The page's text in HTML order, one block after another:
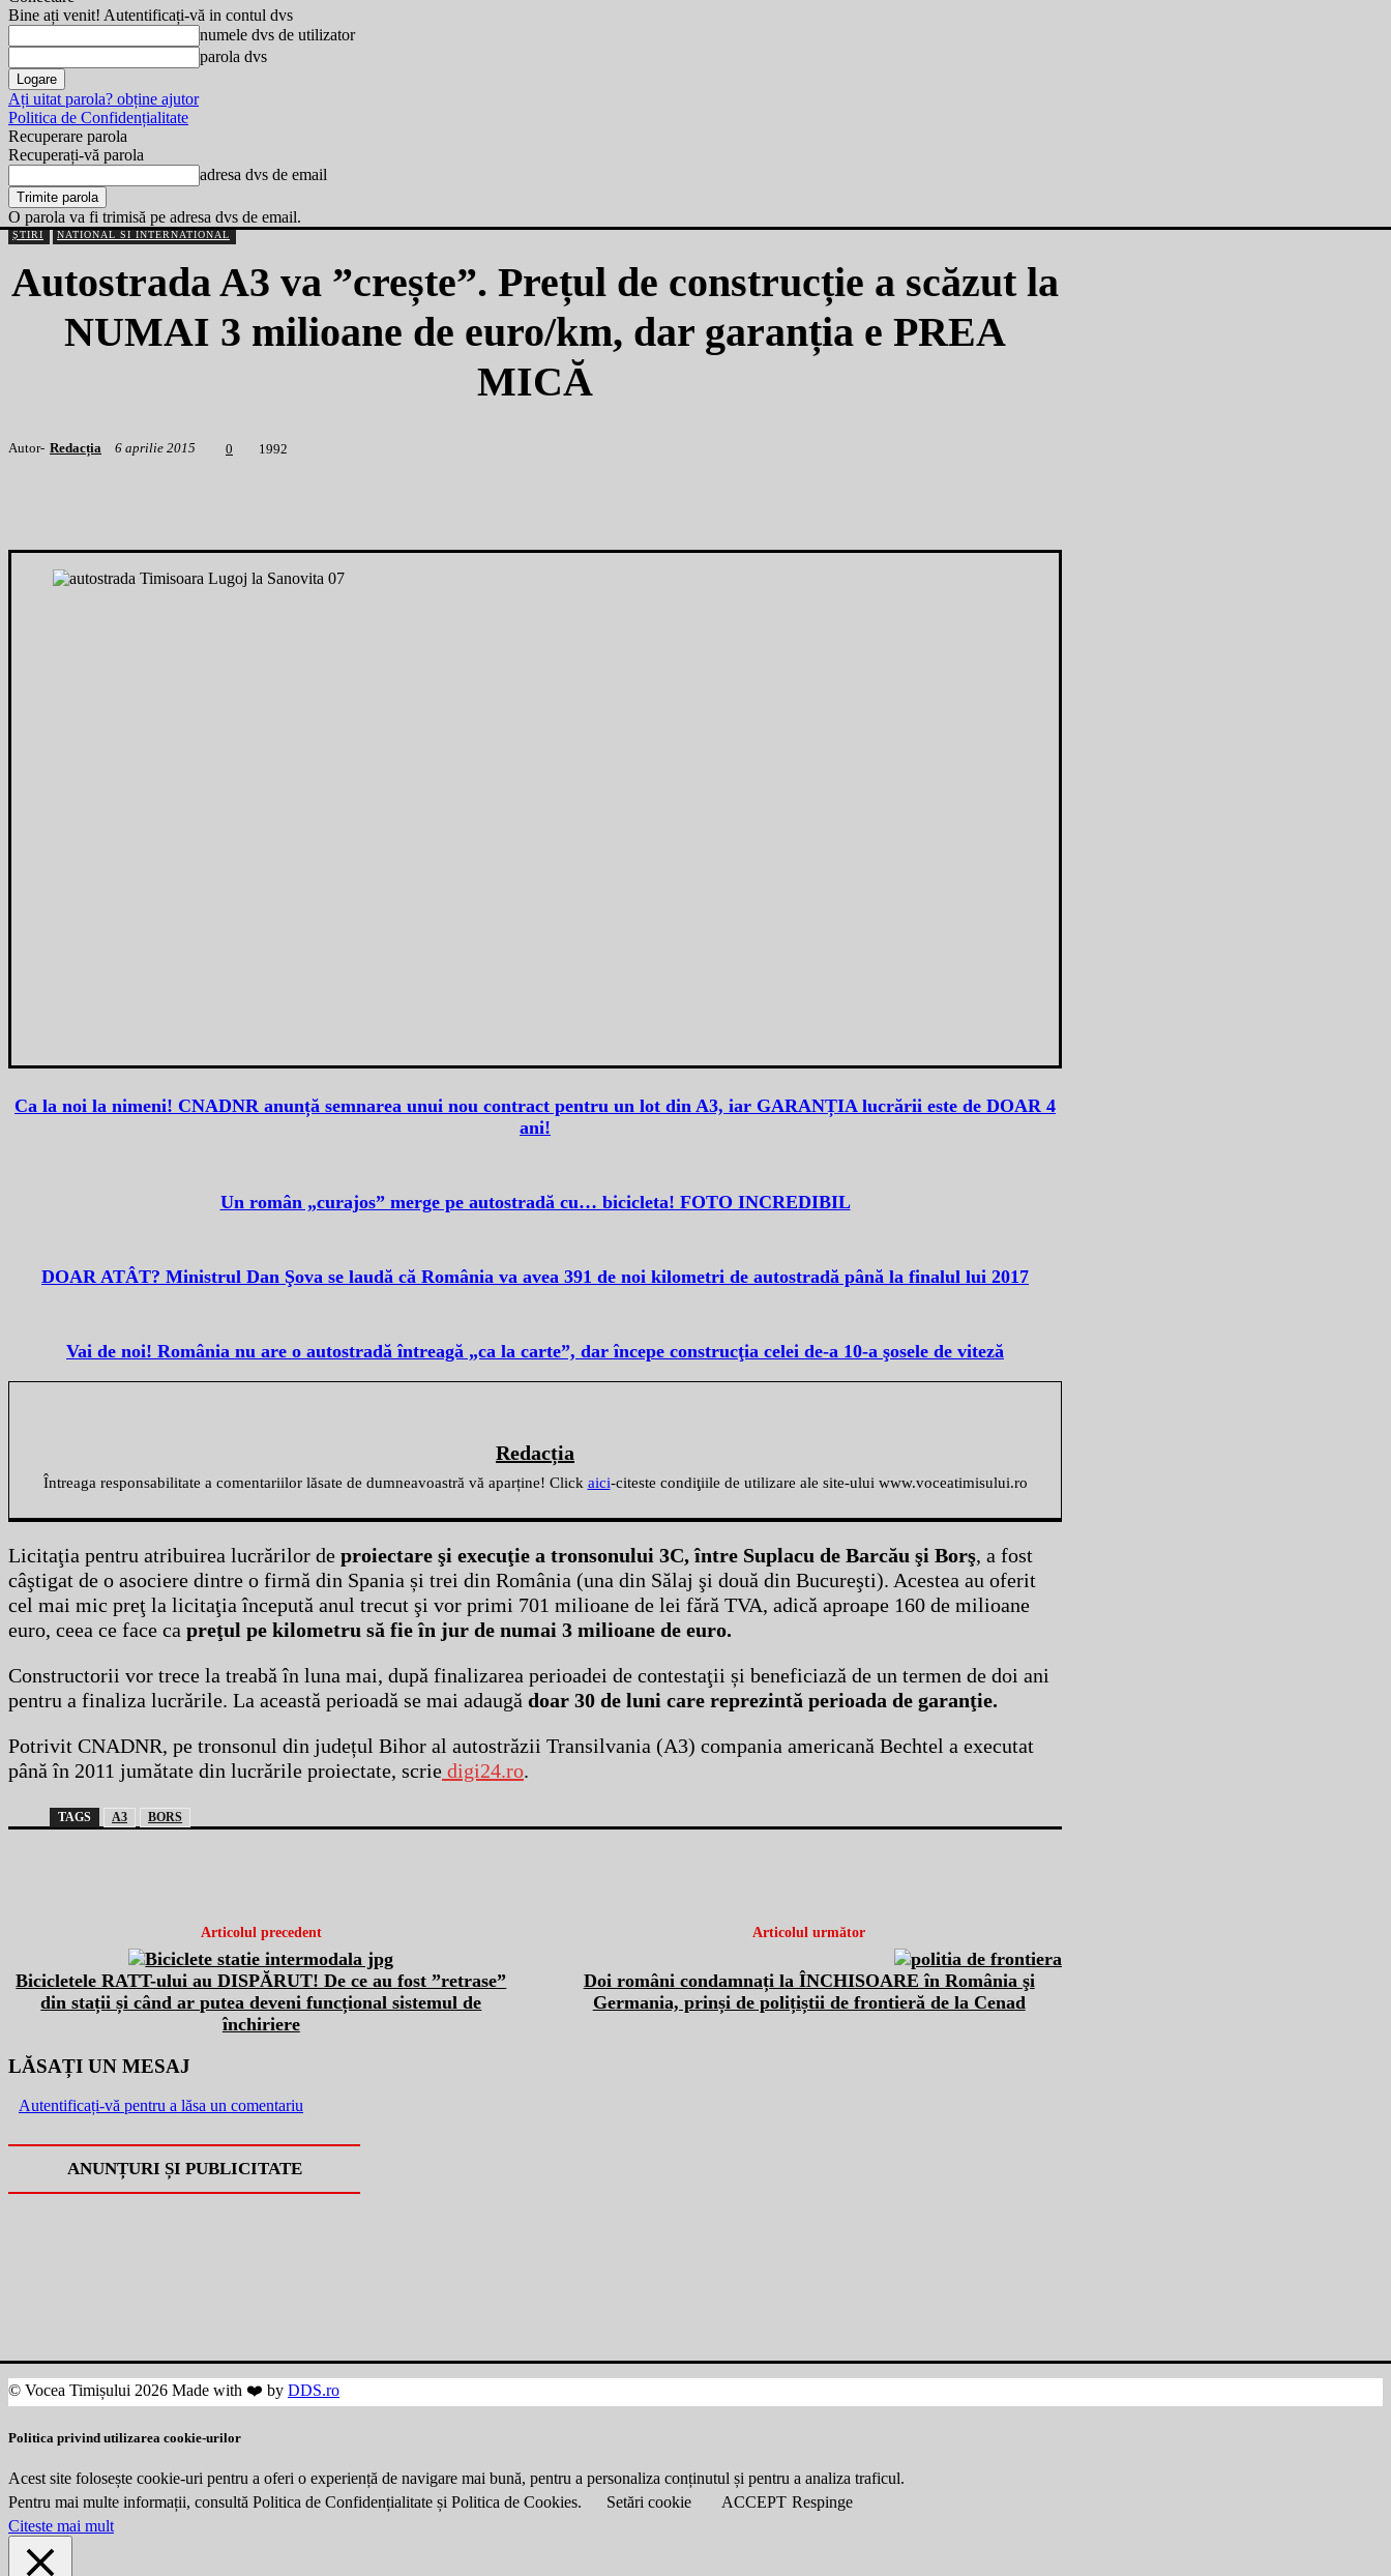
Bine ați venit! Autentificați-vă in contul dvs
numele dvs de utilizator
parola dvs
Ați uitat parola? obține ajutor
Politica de Confidențialitate
Recuperare parola
Recuperați-vă parola
adresa dvs de email
O parola va fi trimisă pe adresa dvs de email.
ȘTIRI NATIONAL SI INTERNATIONAL
Autostrada A3 va ”crește”. Prețul de construcție a scăzut la
NUMAI 3 milioane de euro/km, dar garanția e PREA
MICĂ
Autor- Redacția 6 aprilie 2015 0 1 992
Ca la noi la nimeni! CNADNR anunță semnarea unui nou contract pentru un lot din A3, iar GARANȚIA lucrării este de DOAR 4
ani!
Un român „curajos” merge pe autostradă cu… bicicleta! FOTO INCREDIBIL
DOAR ATÂT? Ministrul Dan Şova se laudă că România va avea 391 de noi kilometri de autostradă până la finalul lui 2017
Vai de noi! România nu are o autostradă întreagă „ca la carte”, dar începe construcţia celei de-a 10-a şosele de viteză
Redacția
Întreaga responsabilitate a comentariilor lăsate de dumneavoastră vă aparține! Click aici-citeste condiţiile de utilizare ale site-ului www.voceatimisului.ro
Licitaţia pentru atribuirea lucrărilor de proiectare şi execuţie a tronsonului 3C, între Suplacu de Barcău şi Borş, a fost
câştigat de o asociere dintre o firmă din Spania și trei din România (una din Sălaj şi două din Bucureşti). Acestea au oferit
cel mai mic preţ la licitaţia începută anul trecut şi vor primi 701 milioane de lei fără TVA, adică aproape 160 de milioane
euro, ceea ce face ca preţul pe kilometru să fie în jur de numai 3 milioane de euro.
Constructorii vor trece la treabă în luna mai, după finalizarea perioadei de contestaţii și beneficiază de un termen de doi ani
pentru a finaliza lucrările. La această perioadă se mai adaugă doar 30 de luni care reprezintă perioada de garanţie.
Potrivit CNADNR, pe tronsonul din județul Bihor al autostrăzii Transilvania (A3) compania americană Bechtel a executat
până în 2011 jumătate din lucrările proiectate, scrie digi24.ro.
TAGS A3 BORS
Articolul precedent
Bicicletele RATT-ului au DISPĂRUT! De ce au fost ”retrase”
din stații și când ar putea deveni funcțional sistemul de
închiriere
Articolul următor
Doi români condamnați la ÎNCHISOARE în România şi
Germania, prinși de polițiștii de frontieră de la Cenad
LĂSAȚI UN MESAJ
Autentificați-vă pentru a lăsa un comentariu
ANUNȚURI ȘI PUBLICITATE
© Vocea Timișului 2026 Made with ❤️ by DDS.ro
Politica privind utilizarea cookie-urilor
Acest site folosește cookie-uri pentru a oferi o experiență de navigare mai bună, pentru a personaliza conținutul și pentru a analiza traficul.
Pentru mai multe informații, consultă Politica de Confidențialitate și Politica de Cookies.
Setări cookie ACCEPT Respinge
Citeste mai mult